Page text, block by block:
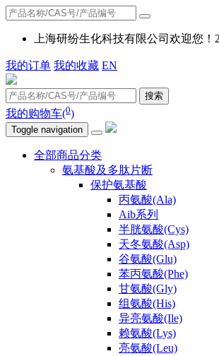
上海研纷生化科技有限公司欢迎您
我的订单 我的收藏 EN
搜索
我的购物车(0)
Toggle navigation
全部商品分类
氨基酸及多肽片断
保护氨基酸
丙氨酸(Ala)
Aib系列
半胱氨酸(Cys)
天冬氨酸(Asp)
谷氨酸(Glu)
苯丙氨酸(Phe)
甘氨酸(Gly)
组氨酸(His)
异亮氨酸(Ile)
赖氨酸(Lys)
亮氨酸(Leu)